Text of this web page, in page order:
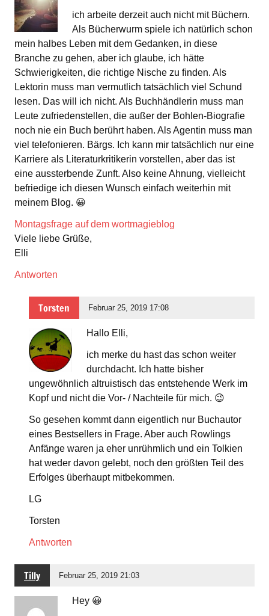
ich arbeite derzeit auch nicht mit Büchern.
Als Bücherwurm spiele ich natürlich schon
mein halbes Leben mit dem Gedanken, in diese
Branche zu gehen, aber ich glaube, ich hätte
Schwierigkeiten, die richtige Nische zu finden. Als
Lektorin muss man vermutlich tatsächlich viel Schund
lesen. Das will ich nicht. Als Buchhändlerin muss man
Leute zufriedenstellen, die außer der Bohlen-Biografie
noch nie ein Buch berührt haben. Als Agentin muss man
viel telefonieren. Bärgs. Ich kann mir tatsächlich nur eine
Karriere als Literaturkritikerin vorstellen, aber das ist
eine aussterbende Zunft. Also keine Ahnung, vielleicht
befriedige ich diesen Wunsch einfach weiterhin mit
meinem Blog. 😀
Montagsfrage auf dem wortmagieblog
Viele liebe Grüße,
Elli
Antworten
Torsten Februar 25, 2019 17:08
Hallo Elli,
ich merke du hast das schon weiter
durchdacht. Ich hatte bisher
ungewöhnlich altruistisch das entstehende Werk im
Kopf und nicht die Vor- / Nachteile für mich. 😉
So gesehen kommt dann eigentlich nur Buchautor
eines Bestsellers in Frage. Aber auch Rowlings
Anfänge waren ja eher unrühmlich und ein Tolkien
hat weder davon gelebt, noch den größten Teil des
Erfolges überhaupt mitbekommen.
LG
Torsten
Antworten
Tilly Februar 25, 2019 21:03
Hey 😀